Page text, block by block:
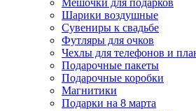
Мешочки для подарков
Шарики воздушные
Сувениры к свадьбе
Футляры для очков
Чехлы для телефонов и
Подарочные пакеты
Подарочные коробки
Магнитики
Подарки на 8 марта